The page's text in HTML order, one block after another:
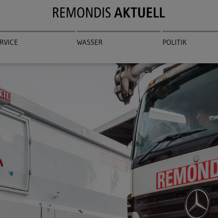
WASSER POLITIK